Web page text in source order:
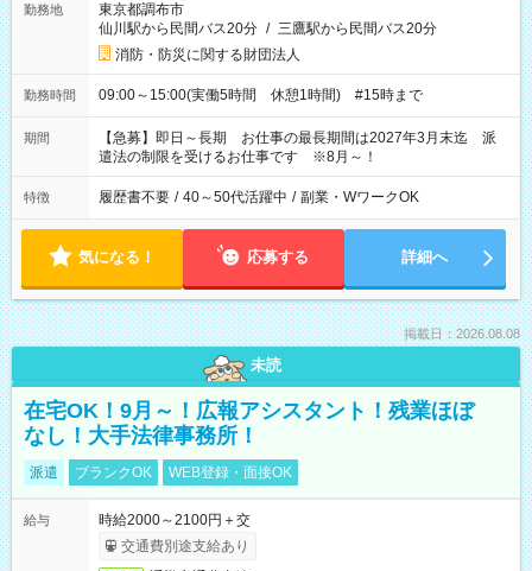
勤務地
東京都調布市
仙川駅から民間バス20分 / 三鷹駅から民間バス20分
消防・防災に関する財団法人
勤務時間 09:00～15:00(実働5時間 休憩1時間) #15時まで
期間
【急募】即日～長期 お仕事の最長期間は2027年3月末迄 派
遣法の制限を受けるお仕事です ※8月～！
特徴 履歴書不要 / 40～50代活躍中 / 副業・WワークOK
気になる！ 応募する 詳細へ
掲載日：2026.08.08
未読
在宅OK！9月～！広報アシスタント！残業ほぼ
なし！大手法律事務所！
派遣 ブランクOK WEB登録・面接OK
給与
時給2000～2100円＋交
交通費別途支給あり